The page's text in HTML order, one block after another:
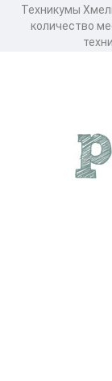
Техникумы
количество